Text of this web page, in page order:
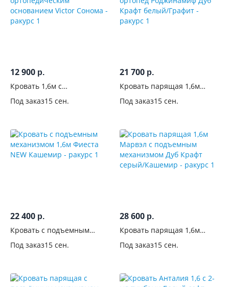
12 900 р.
Кровать 1,6м с
основанием Victor Сонома
Под заказ15 сен.
21 700 р.
Кровать парящая 1,6м
Крафт белый/Графит
Под заказ15 сен.
22 400 р.
Кровать с подъемным
NEW Кашемир
Под заказ15 сен.
28 600 р.
Кровать парящая 1,6м
механизмом Дуб Крафт
Под заказ15 сен.
механизм
С
С
выдвижными
ящиками
тумбами
С
Матрас в
комплекте
кого